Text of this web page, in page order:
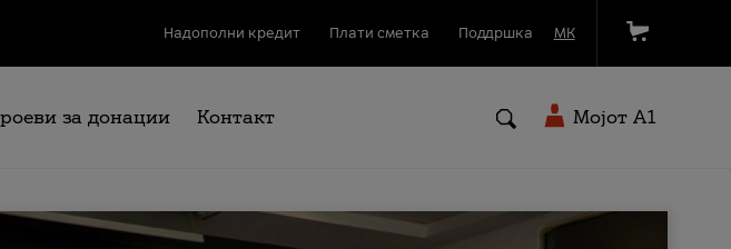
Надополни кредит Плати сметка Поддршка МК
за донации Контакт Мојот A1